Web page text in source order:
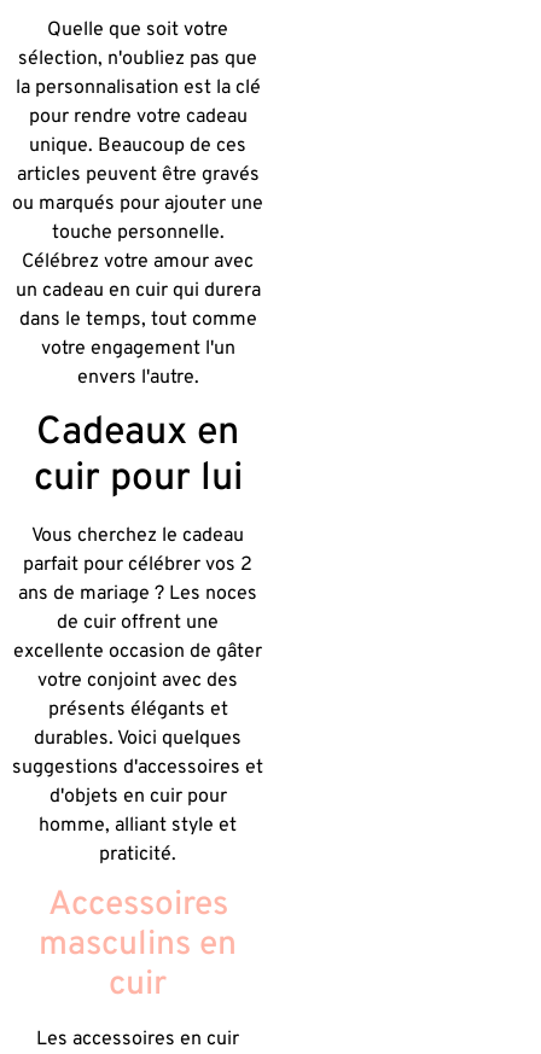
Quelle que soit votre
sélection, n'oubliez pas que
la personnalisation est la clé
pour rendre votre cadeau
unique. Beaucoup de ces
articles peuvent être gravés
ou marqués pour ajouter une
touche personnelle.
Célébrez votre amour avec
un cadeau en cuir qui durera
dans le temps, tout comme
votre engagement l'un
envers l'autre.
Cadeaux en
cuir pour lui
Vous cherchez le cadeau
parfait pour célébrer vos 2
ans de mariage ? Les noces
de cuir offrent une
excellente occasion de gâter
votre conjoint avec des
présents élégants et
durables. Voici quelques
suggestions d'accessoires et
d'objets en cuir pour
homme, alliant style et
praticité.
Accessoires
masculins en
cuir
Les accessoires en cuir